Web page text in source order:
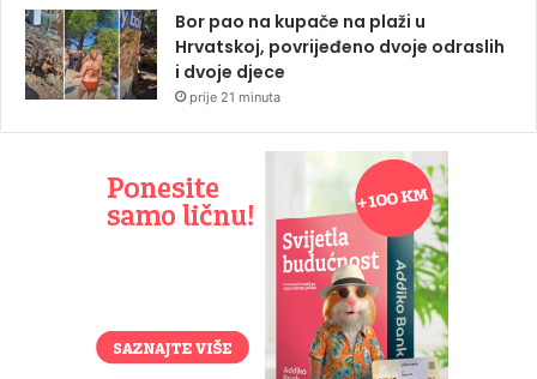
Bor pao na kupače na plaži u
Hrvatskoj, povrijeđeno dvoje odraslih
i dvoje djece
prije 21 minuta